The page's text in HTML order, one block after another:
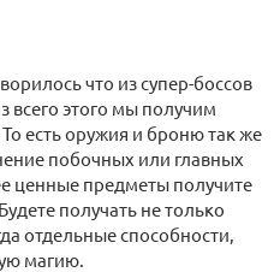
что из супер-боссов
всего этого мы получим
То есть оружия и броню так же
побочных или главных
ценные предметы получите
получать не только
отдельные способности,
магию.